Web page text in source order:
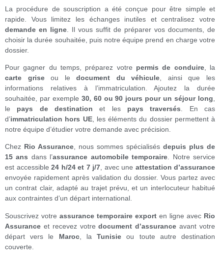
La procédure de souscription a été conçue pour être simple et
rapide. Vous limitez les échanges inutiles et centralisez votre
demande en ligne . Il vous suffit de préparer vos documents, de
choisir la durée souhaitée, puis notre équipe prend en charge votre
dossier.
Pour gagner du temps, préparez votre permis de conduire, la
carte griseou ledocument du véhicule , ainsi que les
informations relatives à l’immatriculation. Ajoutez la durée
souhaitée, par exemple 30, 60 ou 90 jours pour un séjour long
le pays de destination et les pays traversés . En cas
d’immatriculation hors UE, les éléments du dossier permettent à
notre équipe d’étudier votre demande avec précision.
Chez Rio Assurance, nous sommes spécialisés depuis plus de
15 ans dans l’assurance automobile temporaire. Notre service
est accessible 24 h/24 et 7 j/7, avec une attestation d’assurance
envoyée rapidement après validation du dossier. Vous partez avec
un contrat clair, adapté au trajet prévu, et un interlocuteur habitué
aux contraintes d’un départ international.
Souscrivez votre assurance temporaire export en ligne avec Rio
Assurance et recevez votredocument d’assurance avant votre
départ vers le Maroc, laTunisieou toute autre destination
couverte.